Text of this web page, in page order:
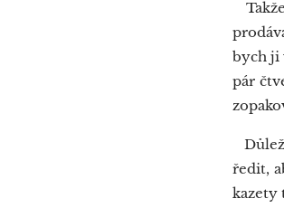
bych ji
pár
ředit,
kazety